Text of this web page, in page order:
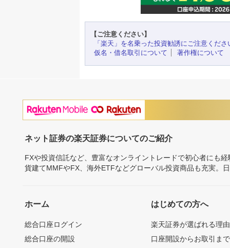
【ご注意ください】
「楽天」を名乗った投資勧誘にご注意くださ
仮名・借名取引について
著作権について
ネット証券の楽天証券についてのご紹介
FXや投資信託など、豊富なオンライントレードで初心者にも
貨建てMMFやFX、海外ETFなどグローバル投資商品も充実。
ホーム
総合口座ログイン
総合口座の開設
はじめての方へ
楽天証券が選ばれる理由
口座開設からお取引ま